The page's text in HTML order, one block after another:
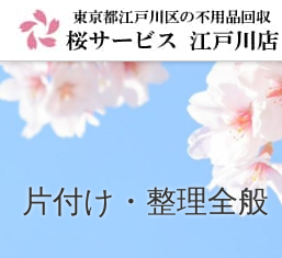
片付け・整理全般